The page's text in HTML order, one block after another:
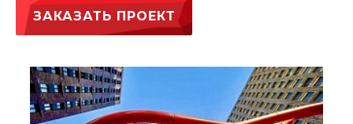
ЗАКАЗАТЬ ПРОЕКТ